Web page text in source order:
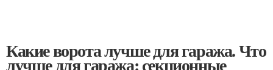
Какие ворота лучше для гаража. Что
лучше для гаража: секционные